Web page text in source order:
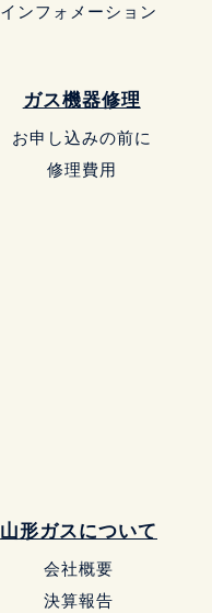
インフォメーション
ガス機器修理
お申し込みの前に
修理費用
山形ガスについて
会社概要
決算報告